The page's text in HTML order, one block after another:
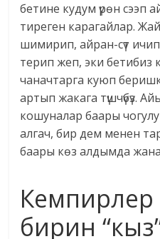
бетине кудум үрөн сээп
тиреген карагайлар.
шимирип, айран-сүт ичип,
терип жеп, эки бетибиз
чаначтарга куюп
артып жакага түшчүбүз.
кошуналар баары
алгач, бир дем менен
баары көз алдымда жана
бирин